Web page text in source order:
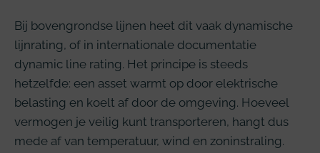
Bij bovengrondse lijnen heet dit vaak dynamische
lijnrating, of in internationale documentatie
dynamic line rating. Het principe is steeds
hetzelfde: een asset warmt op door elektrische
belasting en koelt af door de omgeving. Hoeveel
vermogen je veilig kunt transporteren, hangt dus
mede af van temperatuur, wind en zoninstraling.